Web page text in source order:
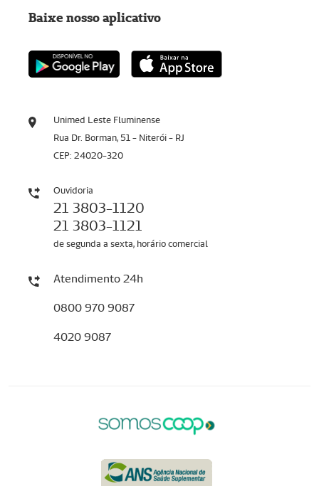
Unimed Leste Fluminense
Rua Dr. Borman, 51 - Niterói - RJ
CEP: 24020-320
Ouvidoria
21 3803-1120
21 3803-1121
de segunda a sexta, horário comercial
Atendimento 24h
0800 970 9087
4020 9087
Baixe nosso aplicativo